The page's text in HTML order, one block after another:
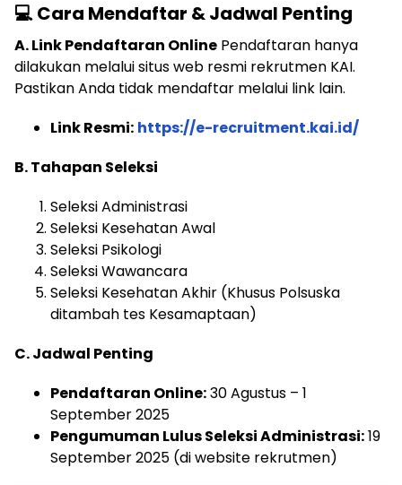
💻 Cara Mendaftar & Jadwal Penting
A. Link Pendaftaran Online Pendaftaran hanya
dilakukan melalui situs web resmi rekrutmen KAI.
Pastikan Anda tidak mendaftar melalui link lain.
Link Resmi: https://e-recruitment.kai.id/
B. Tahapan Seleksi
Seleksi Administrasi
Seleksi Kesehatan Awal
Seleksi Psikologi
Seleksi Wawancara
Seleksi Kesehatan Akhir (Khusus Polsuska
ditambah tes Kesamaptaan)
C. Jadwal Penting
Pendaftaran Online:30 Agustus – 1
September 2025
Pengumuman Lulus Seleksi Administrasi:19
September 2025 (di website rekrutmen)